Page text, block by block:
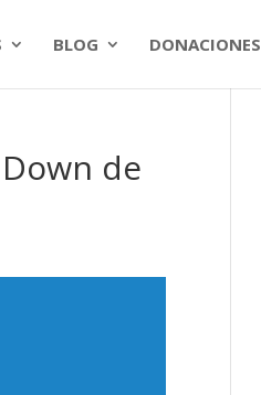
BLOG DONACIONES
de